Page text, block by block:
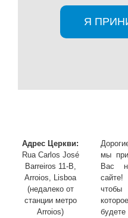
Я
Адрес Церкви:
Rua Carlos José
Barreiros 11-B,
Arroios, Lisboa
(недалеко от
станции метро
Arroios)
мы
Вас
будете